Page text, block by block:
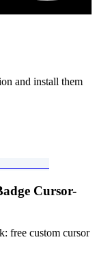
and install them
Cursor-
free custom cursor